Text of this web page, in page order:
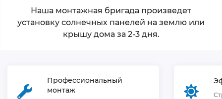
Наша монтажная бригада произведет
установку солнечных панелей на землю или
крышу дома за 2-3 дня.
Профессиональный
монтаж